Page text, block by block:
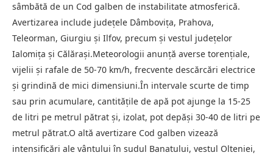
sâmbătă de un Cod galben de instabilitate atmosferică.
Avertizarea include județele Dâmbovița, Prahova,
Teleorman, Giurgiu și Ilfov, precum și vestul județelor
Ialomița și Călărași.Meteorologii anunță averse torențiale,
vijelii și rafale de 50-70 km/h, frecvente descărcări electrice
și grindină de mici dimensiuni.În intervale scurte de timp
sau prin acumulare, cantitățile de apă pot ajunge la 15-25
de litri pe metrul pătrat și, izolat, pot depăși 30-40 de litri pe
metrul pătrat.O altă avertizare Cod galben vizează
intensificări ale vântului în sudul Banatului, vestul Olteniei,